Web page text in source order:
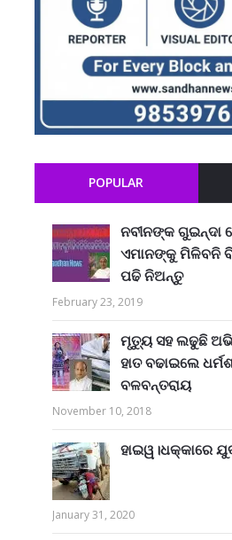
POPULAR
ନବୀନଙ୍କ ଗୁଇନ୍ଦା
ଏମାନଙ୍କୁ ମିଳିବନି
ପଢି ନିଅନ୍ତୁ
February 23, 2019
ମୃତ୍ୟୁ ସହ ଲଢୁଛି
ହାତ ବଢାଇଲେ
ବଳବନ୍ତରାୟ
November 10, 2018
ହାଇୱ।ଧକ୍କାରେ
January 31, 2020